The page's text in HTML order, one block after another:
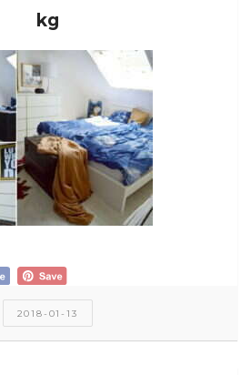
kg
2018-01-13